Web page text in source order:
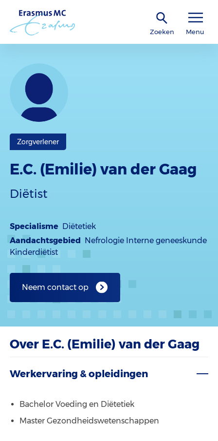
Zoeken Menu
Zorgverlener
E.C. (Emilie) van der Gaag
Diëtist
Specialisme Diëtetiek
Aandachtsgebied Nefrologie Interne geneeskunde
Kinderdiëtist
Neem contact op
Over E.C. (Emilie) van der Gaag
Werkervaring & opleidingen
Bachelor Voeding en Diëtetiek
Master Gezondheidswetenschappen